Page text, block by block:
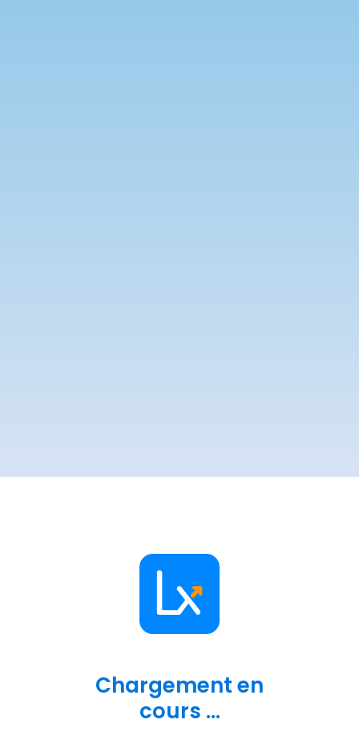
Chargement en
cours ...